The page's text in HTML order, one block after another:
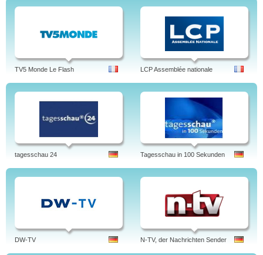
TV5 Monde Le Flash LCP Assemblée nationale
tagesschau 24 Tagesschau in 100 Sekunden
DW-TV N-TV, der Nachrichten Sender